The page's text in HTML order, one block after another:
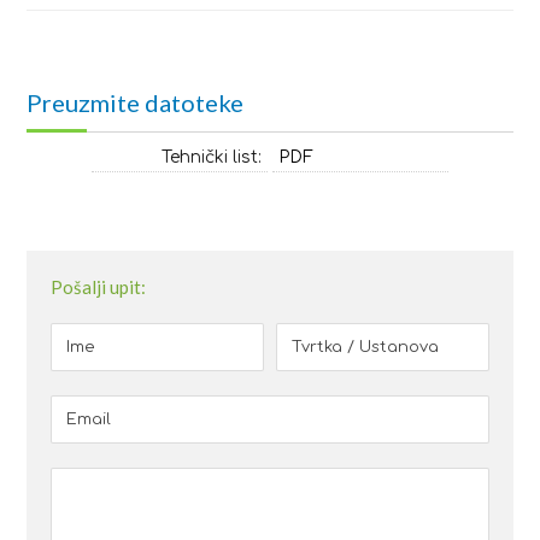
Preuzmite datoteke
Tehnički list: PDF
Pošalji upit: